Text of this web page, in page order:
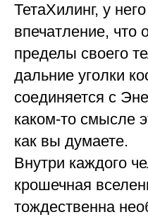
ТетаХилинг, у
впечатление, что
пределы своего
дальние уголки
соединяется с
каком-то смысле
как вы думаете.
Внутри каждого
крошечная
тождественна